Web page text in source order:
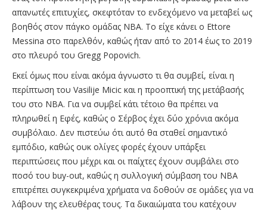
απανωτές επιτυχίες, σκεφτόταν το ενδεχόμενο να μεταβεί ως
βοηθός στον πάγκο ομάδας ΝΒΑ. Το είχε κάνει ο Ettore
Messina στο παρελθόν, καθώς ήταν από το 2014 έως το 2019
στο πλευρό του Gregg Popovich.
Εκεί όμως που είναι ακόμα άγνωστο τι θα συμβεί, είναι η
περίπτωση του Vasilije Micic και η προοπτική της μετάβασής
του στο ΝΒΑ. Για να συμβεί κάτι τέτοιο θα πρέπει να
πληρωθεί η Εφές, καθώς ο Σέρβος έχει δύο χρόνια ακόμα
συμβόλαιο. Δεν πιστεύω ότι αυτό θα σταθεί σημαντικό
εμπόδιο, καθώς ουκ ολίγες φορές έχουν υπάρξει
περιπτώσεις που μέχρι και οι παίχτες έχουν συμβάλει στο
ποσό του buy-out, καθώς η συλλογική σύμβαση του ΝΒΑ
επιτρέπει συγκεκριμένα χρήματα να δοθούν σε ομάδες για να
λάβουν της ελευθέρας τους. Τα δικαιώματα του κατέχουν